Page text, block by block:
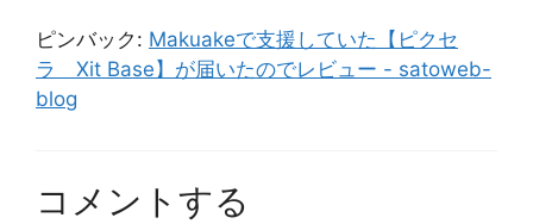
ピンバック: Makuakeで支援していた【ピクセ
ラ Xit Base】が届いたのでレビュー - satoweb-
blog
コメントする